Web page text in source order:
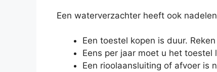
Een waterverzachter heeft ook
Een toestel kopen is duur.
Eens per jaar moet u het
Een rioolaansluiting of afvoer is